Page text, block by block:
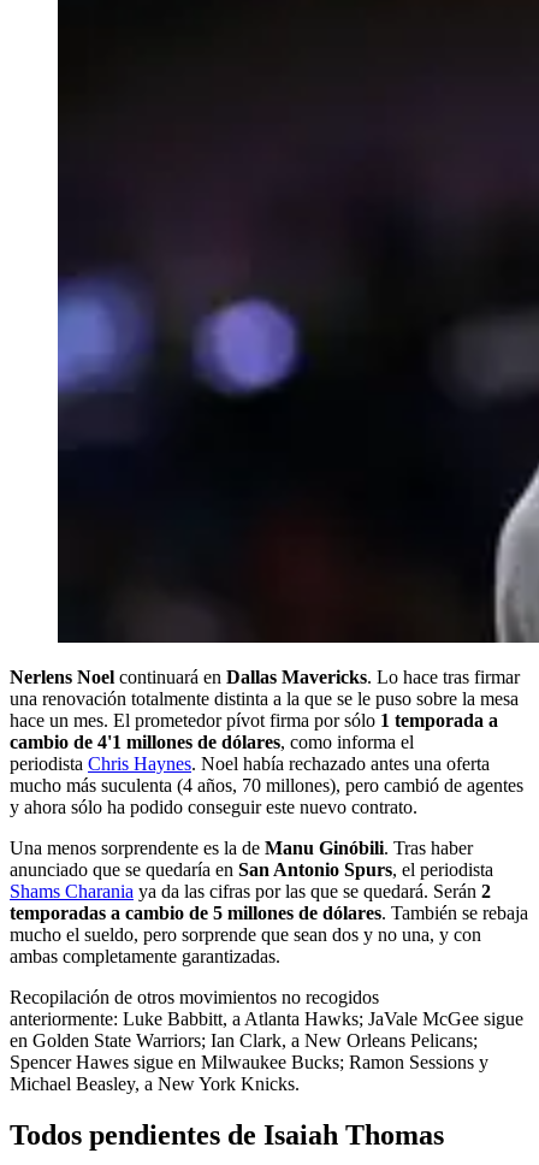
Nerlens Noel continuará en Dallas Mavericks. Lo hace tras firmar
una renovación totalmente distinta a la que se le puso sobre la mesa
hace un mes. El prometedor pívot firma por sólo 1 temporada a
cambio de 4'1 millones de dólares, como informa el
periodista Chris Haynes. Noel había rechazado antes una oferta
mucho más suculenta (4 años, 70 millones), pero cambió de agentes
y ahora sólo ha podido conseguir este nuevo contrato.
Una menos sorprendente es la de Manu Ginóbili. Tras haber
anunciado que se quedaría en San Antonio Spurs, el periodista
Shams Charania ya da las cifras por las que se quedará. Serán 2
temporadas a cambio de 5 millones de dólares. También se rebaja
mucho el sueldo, pero sorprende que sean dos y no una, y con
ambas completamente garantizadas.
Recopilación de otros movimientos no recogidos
anteriormente: Luke Babbitt, a Atlanta Hawks; JaVale McGee sigue
en Golden State Warriors; Ian Clark, a New Orleans Pelicans;
Spencer Hawes sigue en Milwaukee Bucks; Ramon Sessions y
Michael Beasley, a New York Knicks.
Todos pendientes de Isaiah Thomas